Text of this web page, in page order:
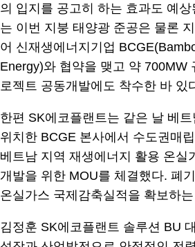
의 입지를 공고히 하는 효과도 예
는 이번 지붕 태양광 준공은 물론
어 신재생에너지기업
Energy)와 협약을 맺고 약 700MW
로젝트 공동개발에도 착수한 바 있
한편 SK에코플랜트는 같은 날 베트
위치한 BCGE 본사에서 수도권매
베트남 지역 재생에너지 활용 온실
개발을 위한 MOU를 체결했다. 폐
온실가스 국제감축실적을 확보하
김정훈 SK에코플랜트 솔루션 BU